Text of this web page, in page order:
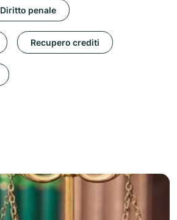
Diritto penale
Recupero crediti